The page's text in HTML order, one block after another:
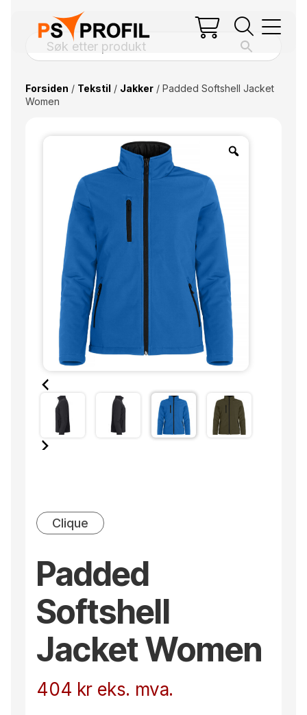
Forsiden / Tekstil / Jakker/ Padded Softshell Jacket
Women
Clique
Padded
Softshell
Jacket Women
404 kr eks. mva.